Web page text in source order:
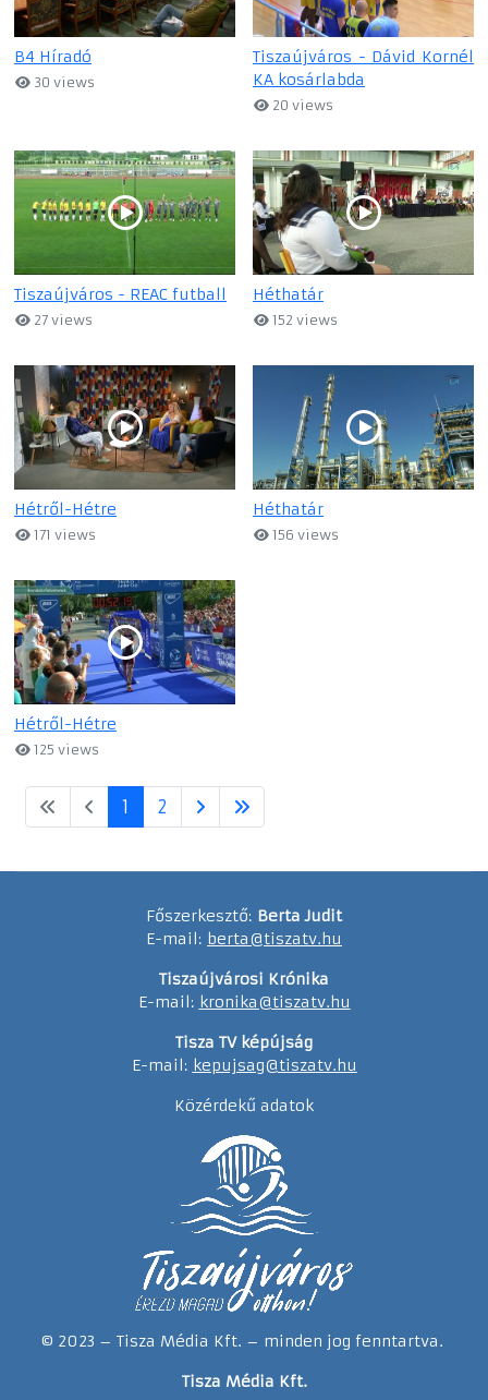
B4 Híradó
30 views
Tiszaújváros - Dávid Kornél
KA kosárlabda
20 views
Tiszaújváros - REAC futball
27 views
Héthatár
152 views
Hétről-Hétre
171 views
Héthatár
156 views
Hétről-Hétre
125 views
1 2
Főszerkesztő: Berta Judit
E-mail: berta@tiszatv.hu
Tiszaújvárosi Krónika
E-mail: kronika@tiszatv.hu
Tisza TV képújság
E-mail: kepujsag@tiszatv.hu
Közérdekű adatok
© 2023 – Tisza Média Kft. – minden jog fenntartva.
Tisza Média Kft.